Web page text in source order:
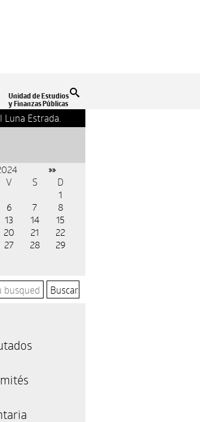
Unidad de Estudios
y Finanzas Públicas
Estrada.
»»
V S
D
1
6 7
8
13 14
15
20 21
22
27 28
29